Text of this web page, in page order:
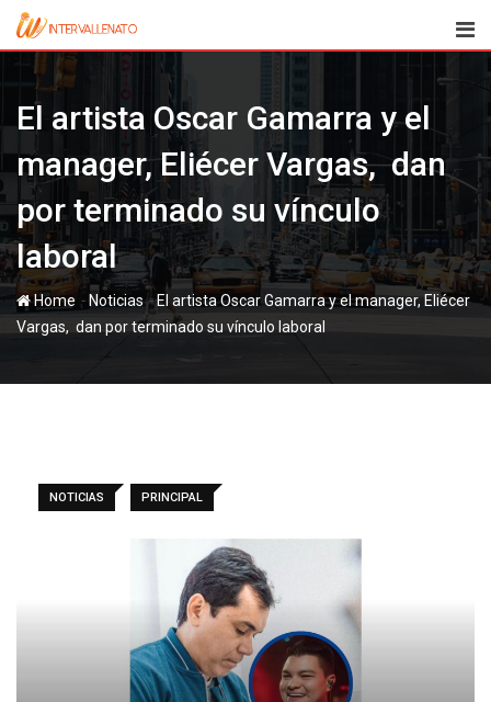
Skip
content
El artista Oscar Gamarra y el
manager, Eliécer Vargas, dan
por terminado su vínculo
laboral
Home - Noticias-El artista Oscar Gamarra y el manager, Eliécer
Vargas, dan por terminado su vínculo laboral
NOTICIAS PRINCIPAL